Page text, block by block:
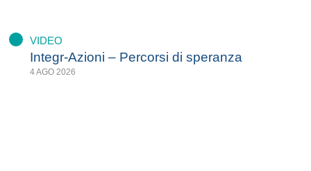
VIDEO
Integr-Azioni – Percorsi di speranza
4 AGO 2026